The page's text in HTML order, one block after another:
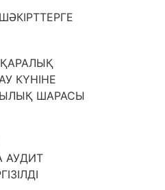
КҮНІНЕ
ШАРАСЫ
АУДИТ